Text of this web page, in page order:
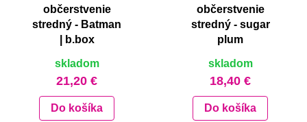
občerstvenie
stredný - Batman
| b.box
skladom
21,20 €
Do košíka
občerstvenie
stredný - sugar
plum
skladom
18,40 €
Do košíka